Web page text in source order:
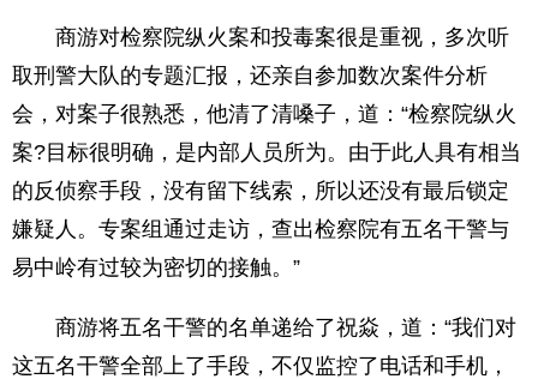
商游对检察院纵火案和投毒案很是重视，多次听
取刑警大队的专题汇报，还亲自参加数次案件分析
会，对案子很熟悉，他清了清嗓子，道：“检察院纵火
案?目标很明确，是内部人员所为。由于此人具有相当
的反侦察手段，没有留下线索，所以还没有最后锁定
嫌疑人。专案组通过走访，查出检察院有五名干警与
易中岭有过较为密切的接触。”
商游将五名干警的名单递给了祝焱，道：“我们对
这五名干警全部上了手段，不仅监控了电话和手机，